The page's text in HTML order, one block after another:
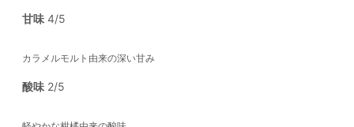
甘味 4/5
カラメルモルト由来の深い甘み
酸味 2/5